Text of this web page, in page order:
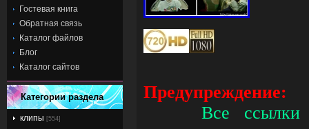
Гостевая книга
Обратная связь
Каталог файлов
Блог
Каталог сайтов
Категории раздела
клипы [554]
Предупреждение:
Все